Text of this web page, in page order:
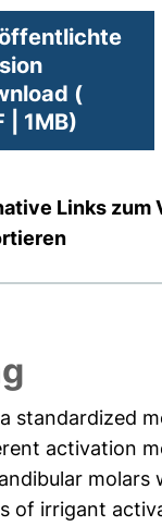
(
| 1MB)
Links zum
standardized
activation
of irrigant